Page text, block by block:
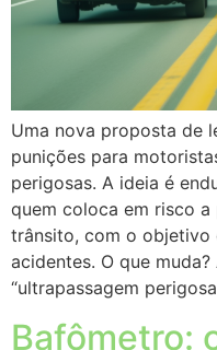
Uma nova proposta de
punições para
perigosas. A ideia é
quem coloca em risco
trânsito, com o objetivo
acidentes. O que
“ultrapassagem
Bafômetro: